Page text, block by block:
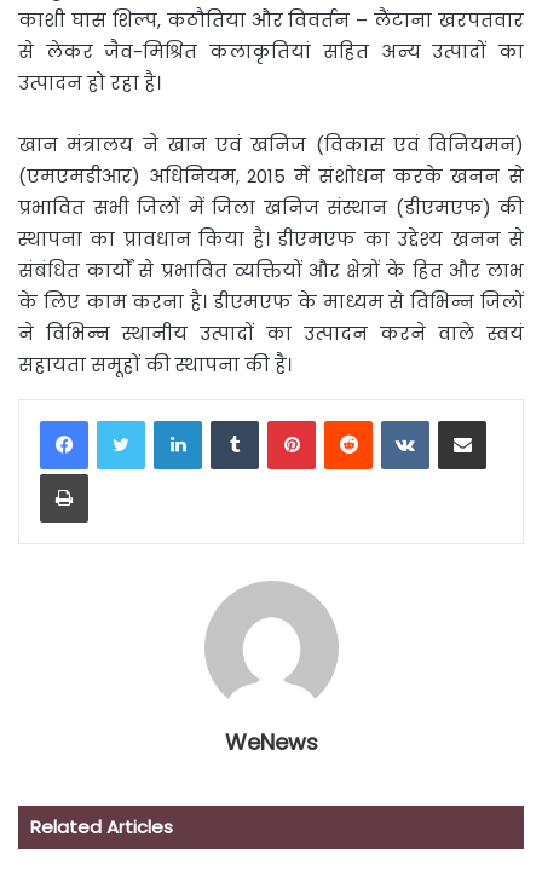
काशी घास शिल्प, कठौतिया और विवर्तन – लैंटाना खरपतवार
से लेकर जैव-मिश्रित कलाकृतियां सहित अन्य उत्पादों का
उत्पादन हो रहा है।
खान मंत्रालय ने खान एवं खनिज (विकास एवं विनियमन)
(एमएमडीआर) अधिनियम, 2015 में संशोधन करके खनन से
प्रभावित सभी जिलों में जिला खनिज संस्थान (डीएमएफ) की
स्थापना का प्रावधान किया है। डीएमएफ का उद्देश्य खनन से
संबंधित कार्यों से प्रभावित व्यक्तियों और क्षेत्रों के हित और लाभ
के लिए काम करना है। डीएमएफ के माध्यम से विभिन्न जिलों
ने विभिन्न स्थानीय उत्पादों का उत्पादन करने वाले स्वयं
सहायता समूहों की स्थापना की है।
LinkedInTumblrPinterestReddit VKontakteShare via Email
Print
WeNews
Related Articles